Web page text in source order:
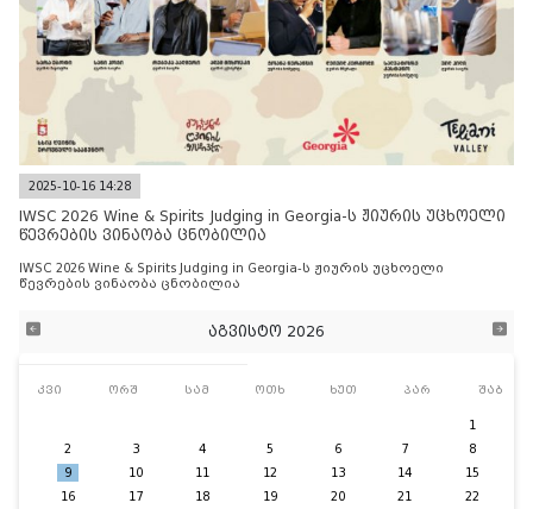
2025-10-16 14:28
IWSC 2026 Wine & Spirits Judging in Georgia-ს ჟიურის უცხოელი
წევრების ვინაობა ცნობილია
IWSC 2026 Wine & Spirits Judging in Georgia-ს ჟიურის უცხოელი
წევრების ვინაობა ცნობილია
აგვისტო 2026
კვი ორშ სამ ოთხ ხუთ პარ შაბ
1
2
3 4 5 6 7
8
9
10 11 12 13 14
15
16
17 18 19 20 21
22